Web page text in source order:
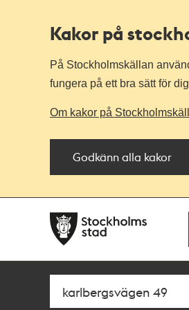
Kakor på
På Stockholmskällan
fungera på ett bra sätt för
Om kakor på
Godkänn alla kakor
navigationen
huvudinnehållet
Sök